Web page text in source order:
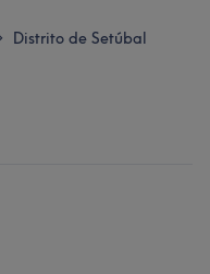
Distrito de Setúbal